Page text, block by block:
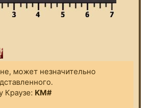
может незначительно
представленного.
Краузе: KM#